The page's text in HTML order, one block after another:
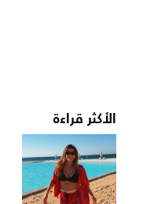
الأكثر قراءة